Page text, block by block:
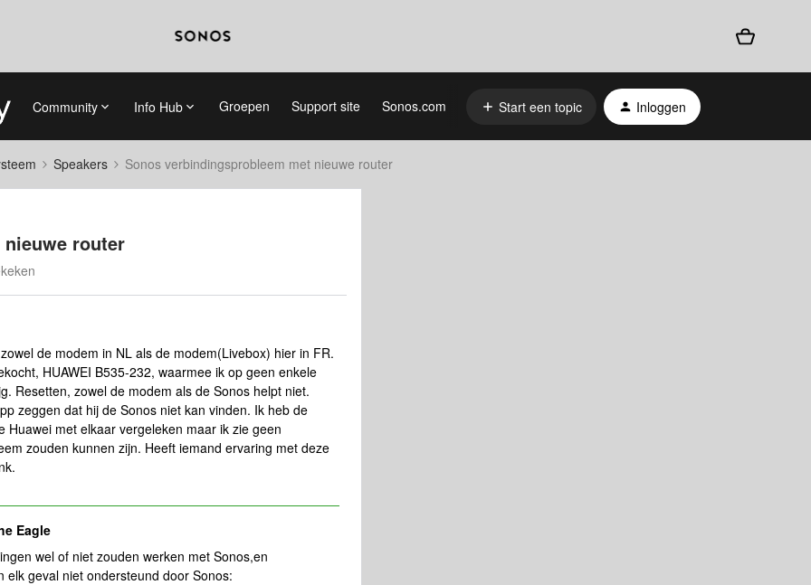
Community Info Hub Groepen Support site Sonos.com Start een topic Inloggen
Speakers Sonos verbindingsprobleem met nieuwe router
router
de modem in NL als de modem(Livebox) hier in FR.
HUAWEI B535-232, waarmee ik op geen enkele
Resetten, zowel de modem als de Sonos helpt niet.
zeggen dat hij de Sonos niet kan vinden. Ik heb de
Huawei met elkaar vergeleken maar ik zie geen
zouden kunnen zijn. Heeft iemand ervaring met deze
Eagle
wel of niet zouden werken met Sonos,en
geval niet ondersteund door Sonos: